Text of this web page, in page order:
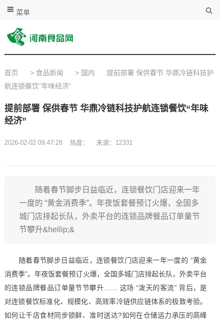
菜单
首页 > 食品新闻 > 国内
提前部署 保供春节 华鼎冷链科技护
航连锁餐饮“年味经济”
提前部署 保供春节 华鼎冷链科技护航连锁餐饮“年味
经济”
2026-02-02 09:47:28 热度： 来源：12331
随着春节脚步日益临近，连锁餐饮门店迎来一年
一度的 “黄金消费季”。年夜饭套餐预订火爆，全国多
城门店排起长队，外卖平台的连锁品牌餐品订单量节
节攀升&hellip;&
随着春节脚步日益临近，连锁餐饮门店迎来一年一度的 “黄金
消费季”。年夜饭套餐预订火爆，全国多城门店排起长队，外卖平台
的连锁品牌餐品订单量节节攀升…… 这场 “泼天的客流” 背后，是
对连锁餐饮标准化、规模化、高效率冷链供应链体系的极致考验。
如何让千店食材同步锁鲜、准时送达?如何在仓储运力承压的高峰